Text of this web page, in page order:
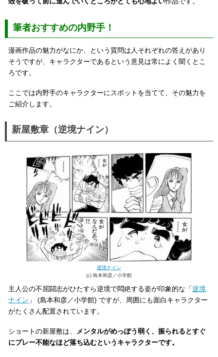
筆者おすすめの内野手！
漫画作品の魅力がなにか、という質問は人それぞれの答えがあり
そうですが、キャラクターであるという意見は常によく聞くとこ
ろです。
ここでは内野手のキャラクターにスポットを当てて、その魅力を
ご紹介します。
新屋敷章（逆境ナイン）
逆境ナイン
(c) 島本和彦／小学館
主人公の不屈闘志がひたすら逆境で悶絶する姿が印象的な「逆境
ナイン 」 (島本和彦／小学館) ですが、周囲にも面白キャラクター
がたくさん配置されています。
ショートの新屋敷は、
メンタルがめっぽう弱く、振られるとすぐ
にプレー不能なほど落ち込むというキャラクターです。